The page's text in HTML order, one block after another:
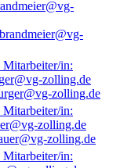
zolling.de
zolling.de